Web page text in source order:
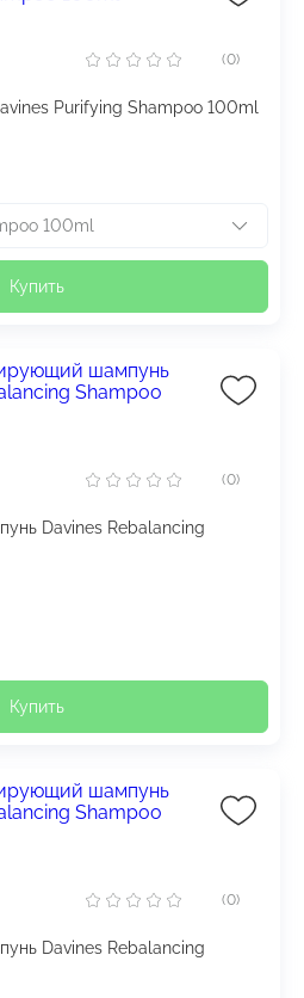
(0)
Purifying Shampoo 100ml
100ml
Купить
(0)
Davines Rebalancing
Купить
(0)
Davines Rebalancing